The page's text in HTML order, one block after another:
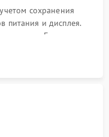
сохранения
питания и дисплея.
и пыли. Бережная